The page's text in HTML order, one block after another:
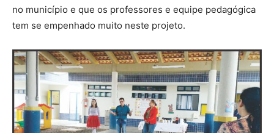
no município e que os professores e equipe pedagógica
tem se empenhado muito neste projeto.